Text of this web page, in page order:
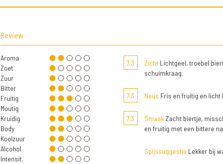
Review
Aroma
Zoet
Zuur
Bitter
Fruitig
Moutig
Kruidig
Body
Koolzuur
Alcohol
Intensit.
7,3 ZichtLichtgeel, troebel
schuimkraag.
7,3 Neus Fris en fruitig en licht
7,3 SmaakZacht biertje,
en fruitig met een bittere
Spijssuggestie Lekker bij